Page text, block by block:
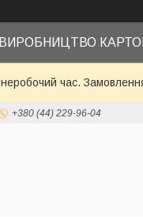
ВИРОБНИЦТВО
неробочий час.
+380 (44) 229-96-04